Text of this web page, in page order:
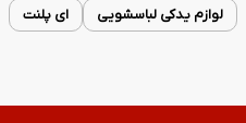
لوازم یدکی لباسشویی ای پلنت